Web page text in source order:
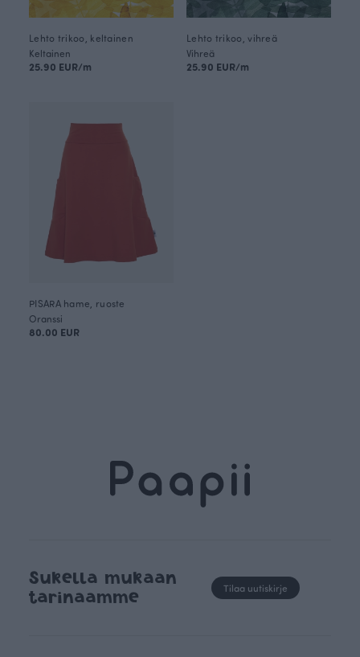
Lehto trikoo, keltainen
Keltainen
25.90 EUR/m
Lehto trikoo, vihreä
Vihreä
25.90 EUR/m
PISARA hame, ruoste
Oranssi
80.00 EUR
Sukella mukaan
tarinaamme
Tilaa uutiskirje